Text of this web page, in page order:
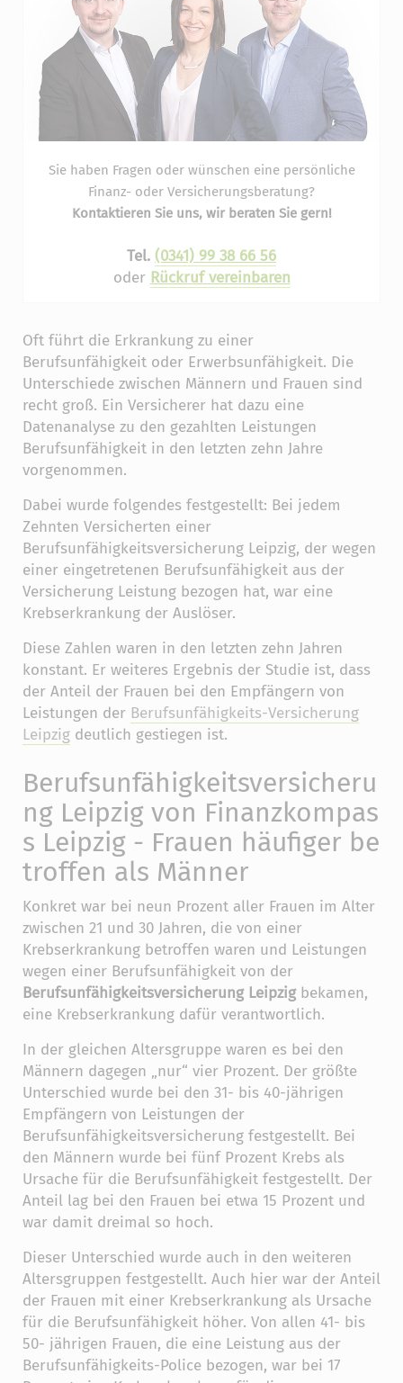
Sie haben Fragen oder wünschen eine persönliche
Finanz- oder Versicherungsberatung?
Kontaktieren Sie uns, wir beraten Sie gern!
Tel. (0341) 99 38 66 56
oder Rückruf vereinbaren
Oft führt die Erkrankung zu einer
Berufsunfähigkeit oder Erwerbsunfähigkeit. Die
Unterschiede zwischen Männern und Frauen sind
recht groß. Ein Versicherer hat dazu eine
Datenanalyse zu den gezahlten Leistungen
Berufsunfähigkeit in den letzten zehn Jahre
vorgenommen.
Dabei wurde folgendes festgestellt: Bei jedem
Zehnten Versicherten einer
Berufsunfähigkeitsversicherung Leipzig, der wegen
einer eingetretenen Berufsunfähigkeit aus der
Versicherung Leistung bezogen hat, war eine
Krebserkrankung der Auslöser.
Diese Zahlen waren in den letzten zehn Jahren
konstant. Er weiteres Ergebnis der Studie ist, dass
der Anteil der Frauen bei den Empfängern von
Leistungen der Berufsunfähigkeits-Versicherung
Leipzig deutlich gestiegen ist.
Berufsunfähigkeitsversicheru
ng Leipzig von Finanzkompas
s Leipzig - Frauen häufiger be
troffen als Männer
Konkret war bei neun Prozent aller Frauen im Alter
zwischen 21 und 30 Jahren, die von einer
Krebserkrankung betroffen waren und Leistungen
wegen einer Berufsunfähigkeit von der
Berufsunfähigkeitsversicherung Leipzigbekamen,
eine Krebserkrankung dafür verantwortlich.
In der gleichen Altersgruppe waren es bei den
Männern dagegen „nur“ vier Prozent. Der größte
Unterschied wurde bei den 31- bis 40-jährigen
Empfängern von Leistungen der
Berufsunfähigkeitsversicherung festgestellt. Bei
den Männern wurde bei fünf Prozent Krebs als
Ursache für die Berufsunfähigkeit festgestellt. Der
Anteil lag bei den Frauen bei etwa 15 Prozent und
war damit dreimal so hoch.
Dieser Unterschied wurde auch in den weiteren
Altersgruppen festgestellt. Auch hier war der Anteil
der Frauen mit einer Krebserkrankung als Ursache
für die Berufsunfähigkeit höher. Von allen 41- bis
50- jährigen Frauen, die eine Leistung aus der
Berufsunfähigkeits-Police bezogen, war bei 17